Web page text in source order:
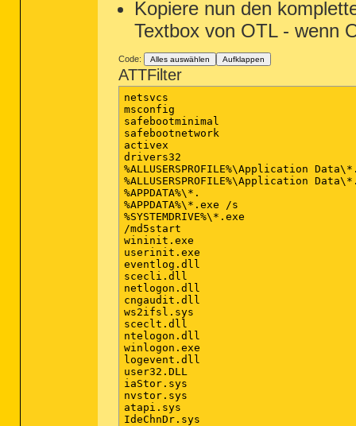
Kopiere nun den
Textbox von OTL - wenn
Code: Alles auswählen Aufklappen
ATTFilter
netsvcs
msconfig
safebootminimal
safebootnetwork
activex
drivers32
%ALLUSERSPROFILE%\Application
%ALLUSERSPROFILE%\Application
%APPDATA%\*.
%APPDATA%\*.exe /s
%SYSTEMDRIVE%\*.exe
/md5start
wininit.exe
userinit.exe
eventlog.dll
scecli.dll
netlogon.dll
cngaudit.dll
ws2ifsl.sys
sceclt.dll
ntelogon.dll
winlogon.exe
logevent.dll
user32.DLL
iaStor.sys
nvstor.sys
atapi.sys
IdeChnDr.sys